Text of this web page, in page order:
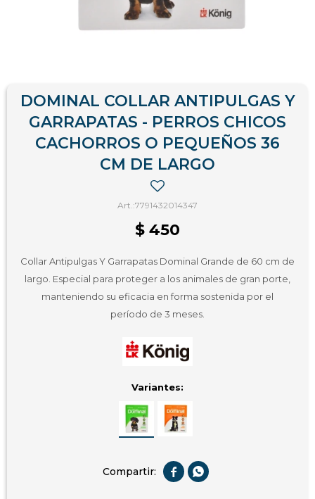
DOMINAL COLLAR ANTIPULGAS Y
GARRAPATAS - PERROS CHICOS
CACHORROS O PEQUEÑOS 36
CM DE LARGO
7791432014347
$ 450
Collar Antipulgas Y Garrapatas Dominal Grande de 60 cm de
largo. Especial para proteger a los animales de gran porte,
manteniendo su eficacia en forma sostenida por el
período de 3 meses.
Variantes:
 